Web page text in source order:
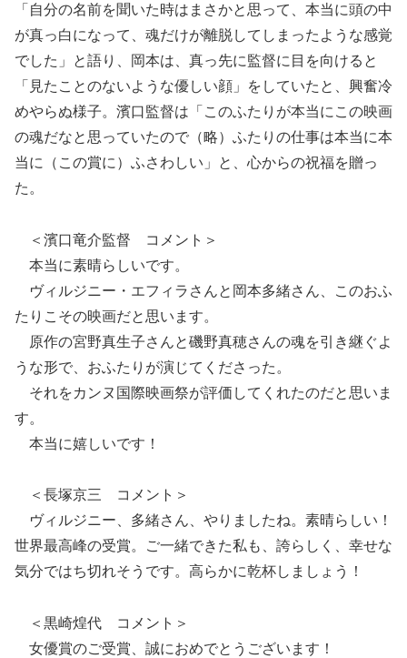
「自分の名前を聞いた時はまさかと思って、本当に頭の中
が真っ白になって、魂だけが離脱してしまったような感覚
でした」と語り、岡本は、真っ先に監督に目を向けると
「見たことのないような優しい顔」をしていたと、興奮冷
めやらぬ様子。濱口監督は「このふたりが本当にこの映画
の魂だなと思っていたので（略）ふたりの仕事は本当に本
当に（この賞に）ふさわしい」と、心からの祝福を贈っ
た。
＜濱口竜介監督 コメント＞
本当に素晴らしいです。
ヴィルジニー・エフィラさんと岡本多緒さん、このおふ
たりこその映画だと思います。
原作の宮野真生子さんと磯野真穂さんの魂を引き継ぐよ
うな形で、おふたりが演じてくださった。
それをカンヌ国際映画祭が評価してくれたのだと思いま
す。
本当に嬉しいです！
＜長塚京三 コメント＞
ヴィルジニー、多緒さん、やりましたね。素晴らしい！
世界最高峰の受賞。ご一緒できた私も、誇らしく、幸せな
気分ではち切れそうです。高らかに乾杯しましょう！
＜黒崎煌代 コメント＞
女優賞のご受賞、誠におめでとうございます！